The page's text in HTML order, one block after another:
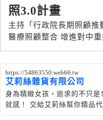
照3.0計畫
主持「行政院長期照顧推
醫療照顧整合 增進對中
https://54863550.web66.tw
艾莉絲雜貨有限公司
身為精緻女孩，追求的不只
就感！ 交給艾莉絲幫你精品